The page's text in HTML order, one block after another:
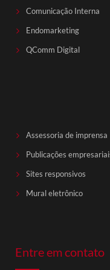
Comunicação Interna
Endomarketing
QComm Digital
Assessoria de imprensa
Publicações
Sites responsivos
Mural eletrônico
Entre em contato